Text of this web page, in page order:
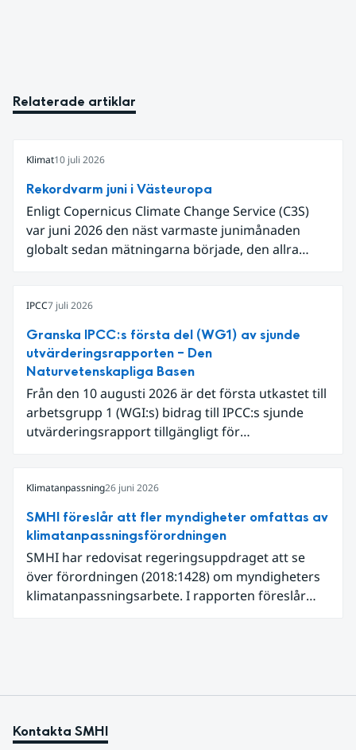
Relaterade artiklar
Klimat10 juli 2026
Rekordvarm juni i Västeuropa
Enligt Copernicus Climate Change Service (C3S)
var juni 2026 den näst varmaste junimånaden
globalt sedan mätningarna började, den allra
begränsar oss till Västeuropa var det den allra
varmaste juni. Detta betingades till stor del av en
extrem hetta i slutet av månaden. Världshavens
ytvattentemperaturer var den högsta som
uppmätts för en juni månad, vilket ligger i fas med
en framväxande El Niño i Stilla havet.
IPCC7 juli 2026
Granska IPCC:s första del (WG1) av sjunde
utvärderingsrapporten – Den
Naturvetenskapliga Basen
Från den 10 augusti 2026 är det första utkastet till
arbetsgrupp 1 (WGI:s) bidrag till IPCC:s sjunde
utvärderingsrapport tillgängligt för
Klimatanpassning26 juni 2026
SMHI föreslår att fler myndigheter omfattas av
klimatanpassningsförordningen
SMHI har redovisat regeringsuppdraget att se
över förordningen (2018:1428) om myndigheters
klimatanpassningsarbete. I rapporten föreslår
Kontakta SMHI